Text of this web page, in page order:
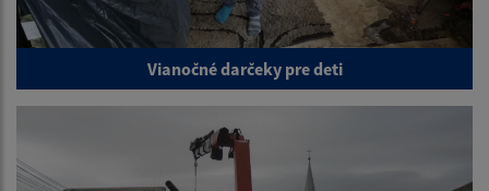
Vianočné darčeky pre deti